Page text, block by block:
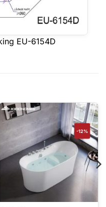
EU-6154D
-12%